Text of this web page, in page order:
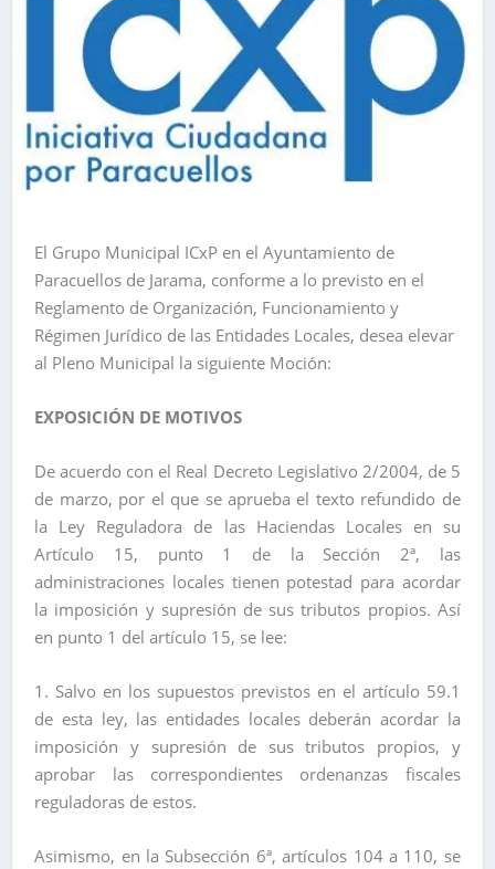
El Grupo Municipal ICxP en el Ayuntamiento de
Paracuellos de Jarama, conforme a lo previsto en el
Reglamento de Organización, Funcionamiento y
Régimen Jurídico de las Entidades Locales, desea elevar
al Pleno Municipal la siguiente Moción:
EXPOSICIÓN DE MOTIVOS
De acuerdo con el Real Decreto Legislativo 2/2004, de 5
de marzo, por el que se aprueba el texto refundido de
la Ley Reguladora de las Haciendas Locales en su
Artículo 15, punto 1 de la Sección 2ª, las
administraciones locales tienen potestad para acordar
la imposición y supresión de sus tributos propios. Así
en punto 1 del artículo 15, se lee:
1. Salvo en los supuestos previstos en el artículo 59.1
de esta ley, las entidades locales deberán acordar la
imposición y supresión de sus tributos propios, y
aprobar las correspondientes ordenanzas fiscales
reguladoras de estos.
Asimismo, en la Subsección 6ª, artículos 104 a 110, se